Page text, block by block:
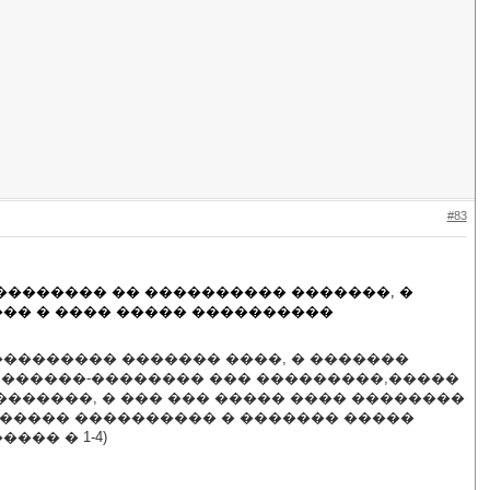
#83
�� ���������� �������, �
� ���� ����� ����������
������� ����, � �������
�������� ��� ���������,�����
� ��� ��� ����� ���� ��������
���������� � ������� �����
� 1-4)